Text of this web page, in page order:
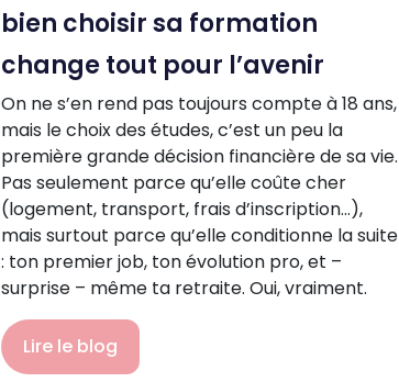
bien choisir sa formation
change tout pour l’avenir
On ne s’en rend pas toujours compte à 18 ans,
mais le choix des études, c’est un peu la
première grande décision financière de sa vie.
Pas seulement parce qu’elle coûte cher
(logement, transport, frais d’inscription…),
mais surtout parce qu’elle conditionne la suite
: ton premier job, ton évolution pro, et –
surprise – même ta retraite. Oui, vraiment.
Lire le blog